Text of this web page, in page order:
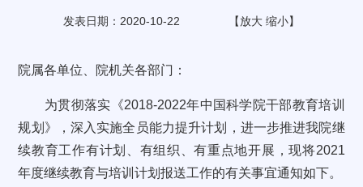
发表日期：2020-10-22 【放大 缩小】
院属各单位、院机关各部门：
为贯彻落实《2018-2022年中国科学院干部教育培训
规划》，深入实施全员能力提升计划，进一步推进我院继
续教育工作有计划、有组织、有重点地开展，现将2021
年度继续教育与培训计划报送工作的有关事宜通知如下。